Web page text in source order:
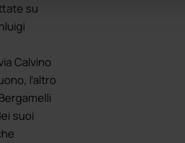
su
Calvino
l’altro
suoi